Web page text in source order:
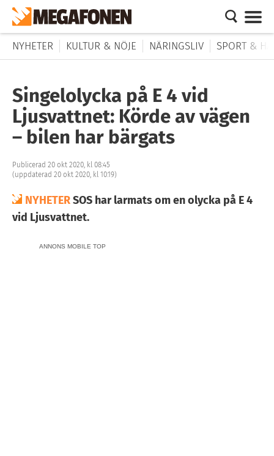
NYHETER KULTUR & NÖJE NÄRINGSLIV SPORT &
Singelolycka på E 4 vid
Ljusvattnet: Körde av vägen
– bilen har bärgats
Publicerad 20 okt 2020, kl 08:45
(uppdaterad 20 okt 2020, kl 10:19)
NYHETERSOS har larmats om en olycka på E 4
vid Ljusvattnet.
ANNONS MOBILE TOP